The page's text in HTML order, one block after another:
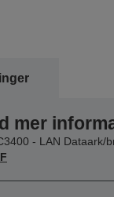
mer
- LAN Dataark/